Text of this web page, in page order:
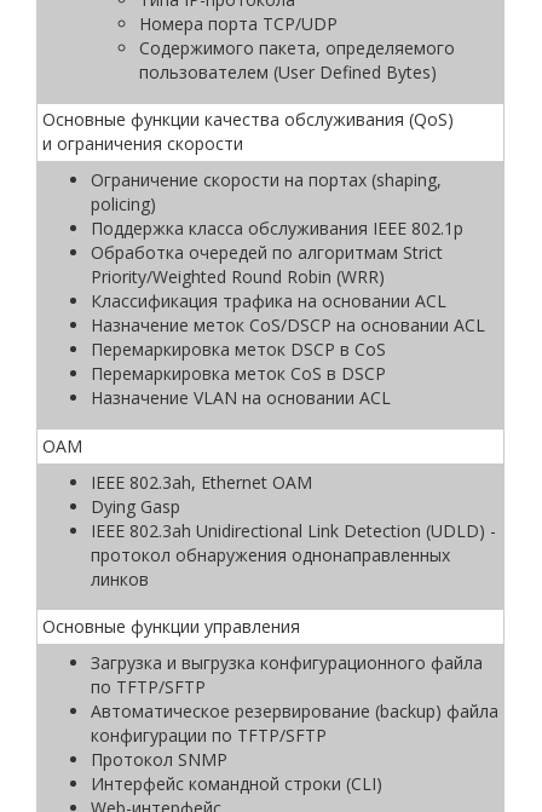
Номера порта TCP/UDP
Содержимого пакета, определяемого
пользователем (User Defined Bytes)
Основные функции качества обслуживания (QoS)
и ограничения скорости
Ограничение скорости на портах (shaping,
policing)
Поддержка класса обслуживания IEEE 802.1p
Обработка очередей по алгоритмам Strict
Priority/Weighted Round Robin (WRR)
Классификация трафика на основании ACL
Назначение меток CoS/DSCP на основании ACL
Перемаркировка меток DSCP в CoS
Перемаркировка меток CoS в DSCP
Назначение VLAN на основании ACL
ОАМ
IEEE 802.3ah, Ethernet OAM
Dying Gasp
IEEE 802.3ah Unidirectional Link Detection (UDLD) -
протокол обнаружения однонаправленных
линков
Основные функции управления
Загрузка и выгрузка конфигурационного файла
по TFTP/SFTP
Автоматическое резервирование (backup) файла
конфигурации по TFTP/SFTP
Протокол SNMP
Интерфейс командной строки (CLI)